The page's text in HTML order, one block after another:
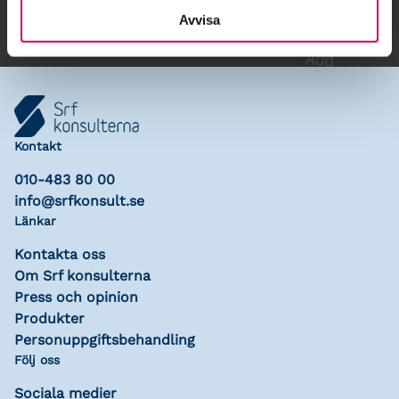
Avvisa
Kontakt
010-483 80 00
info@srfkonsult.se
Länkar
Kontakta oss
Om Srf konsulterna
Press och opinion
Produkter
Personuppgiftsbehandling
Följ oss
Sociala medier